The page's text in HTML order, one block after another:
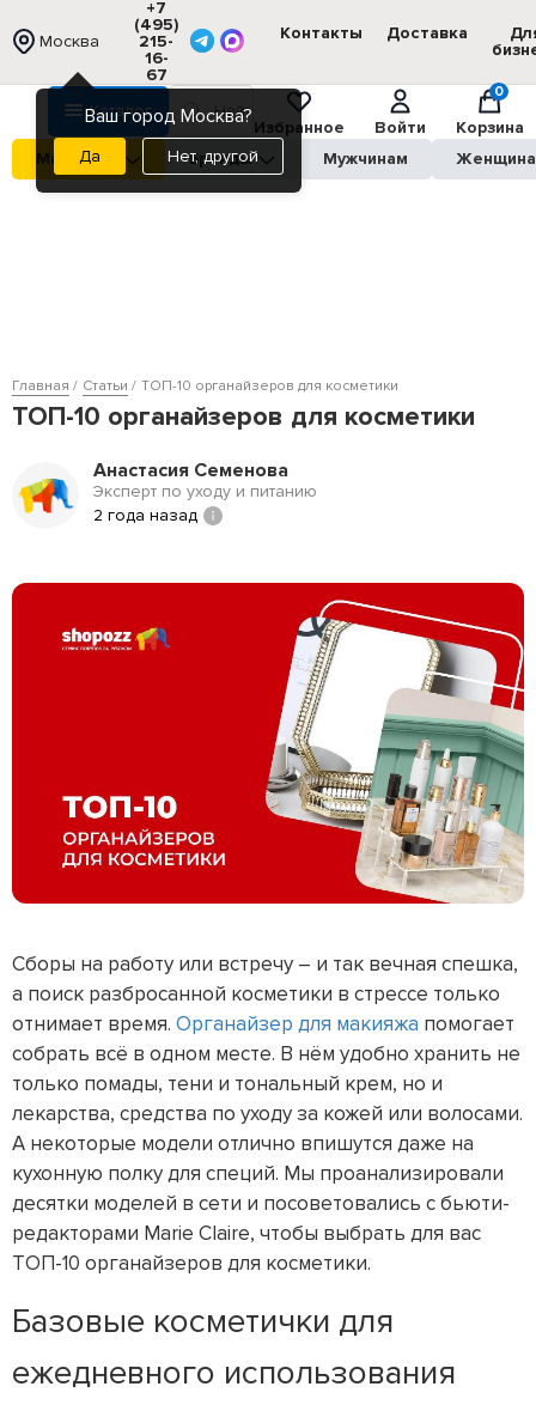
Москва
Ваш город Москва?
Нет, другой
+7
(495)
215-
16-
67
Контакты Доставка
Каталог
Избранное
Войти
0
Корзина
Магазины
Бренды Мужчинам
Главная Статьи ТОП-10 органайзеров для косметики
ТОП-10 органайзеров для косметики
Анастасия Семенова
Эксперт по уходу и питанию
2 года назад
Сборы на работу или встречу – и так вечная спешка,
а поиск разбросанной косметики в стрессе только
отнимает время. Органайзер для макияжа помогает
собрать всё в одном месте. В нём удобно хранить не
только помады, тени и тональный крем, но и
лекарства, средства по уходу за кожей или волосами.
А некоторые модели отлично впишутся даже на
кухонную полку для специй. Мы проанализировали
десятки моделей в сети и посоветовались с бьюти-
редакторами Marie Claire, чтобы выбрать для вас
ТОП-10 органайзеров для косметики.
Базовые косметички для
ежедневного использования